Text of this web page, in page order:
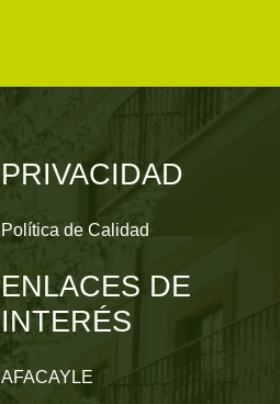
PRIVACIDAD
Política de Calidad
ENLACES DE
INTERÉS
AFACAYLE